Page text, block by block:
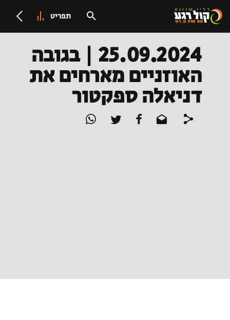
תפריט
25.09.2024 | בגובה
האוזניים מארחים את
דניאלה ספקטור